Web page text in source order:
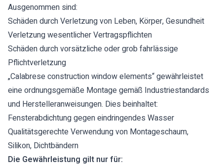
Ausgenommen sind:
Schäden durch Verletzung von Leben, Körper, Gesundheit
Verletzung wesentlicher Vertragspflichten
Schäden durch vorsätzliche oder grob fahrlässige
Pflichtverletzung
„Calabrese construction window elements“ gewährleistet
eine ordnungsgemäße Montage gemäß Industriestandards
und Herstelleranweisungen. Dies beinhaltet:
Fensterabdichtung gegen eindringendes Wasser
Qualitätsgerechte Verwendung von Montageschaum,
Silikon, Dichtbändern
Die Gewährleistung gilt nur für: